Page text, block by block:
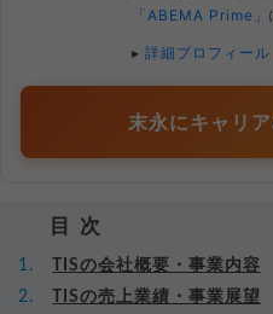
「ABEMA Prime」
▸ 詳細プロフィール
末永にキャリ
目次
TISの会社概要・事業内容
TISの売上業績・事業展望